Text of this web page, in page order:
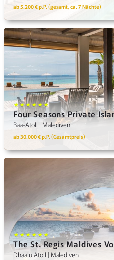
ab 5.200 € p.P. (gesamt, ca. 7 Nächte)
★★★★★★
Four Seasons Private
Baa-Atoll | Malediven
ab 30.000 € p.P. (Gesamtpreis)
★★★★★★
The St. Regis Maldives
Dhaalu Atoll | Malediven